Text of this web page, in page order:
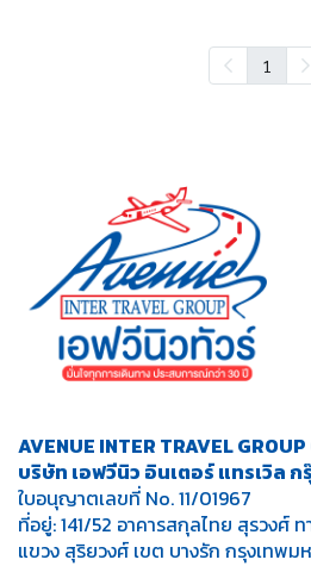
1
AVENUE INTER TRAVEL GROUP
บริษัท เอฟวีนิว อินเตอร์ แทรเวิล ก
ใบอนุญาตเลขที่ No. 11/01967
ที่อยู่: 141/52 อาคารสกุลไทย สุรวงศ์
แขวง สุริยวงศ์ เขต บางรัก กรุงเทพม